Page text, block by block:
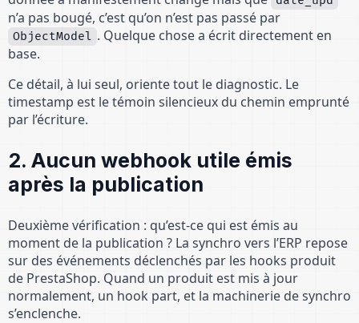
n’a pas bougé, c’est qu’on n’est pas passé par
ObjectModel . Quelque chose a écrit directement en
base.
Ce détail, à lui seul, oriente tout le diagnostic. Le
timestamp est le témoin silencieux du chemin emprunté
par l’écriture.
2. Aucun webhook utile émis
après la publication
Deuxième vérification : qu’est-ce qui est émis au
moment de la publication ? La synchro vers l’ERP repose
sur des événements déclenchés par les hooks produit
de PrestaShop. Quand un produit est mis à jour
normalement, un hook part, et la machinerie de synchro
s’enclenche.